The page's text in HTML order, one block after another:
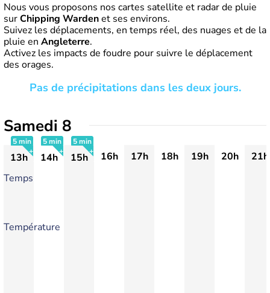
Nous vous proposons nos cartes satellite et radar de pluie
surChipping Wardenet ses environs.
Suivez les déplacements, en temps réel, des nuages et de la
pluie en Angleterre.
Activez les impacts de foudre pour suivre le déplacement
des orages.
Pas de précipitations dans les deux jours.
Samedi 8
5 min
13h
5 min
14h
5 min
15h 16h 17h 18h 19h 20h
21h
Temps
Température